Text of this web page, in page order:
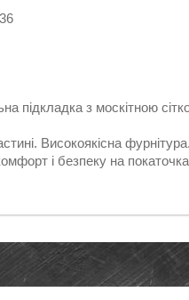
підкладка з москітною
Високоякісна фурнітура.
і безпеку на